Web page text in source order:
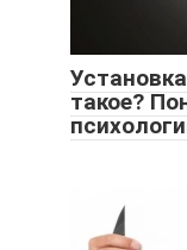
такое?